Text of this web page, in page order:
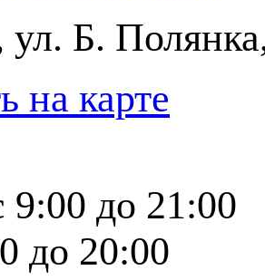
ул. Б.
на карте
до 21:00
до 20:00